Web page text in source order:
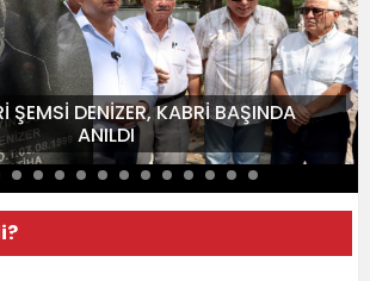
ŞEMSİ DENİZER, KABRİ BAŞINDA
ANILDI